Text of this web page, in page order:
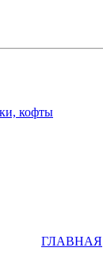
кофты
ГЛАВНАЯ